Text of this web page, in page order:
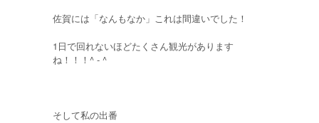
佐賀には「なんもなか」これは間違いでした！
1日で回れないほどたくさん観光があります
ね！！！^ - ^
そして私の出番